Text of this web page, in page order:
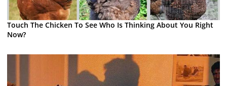
Touch The Chicken To See Who Is Thinking About You Right
Now?